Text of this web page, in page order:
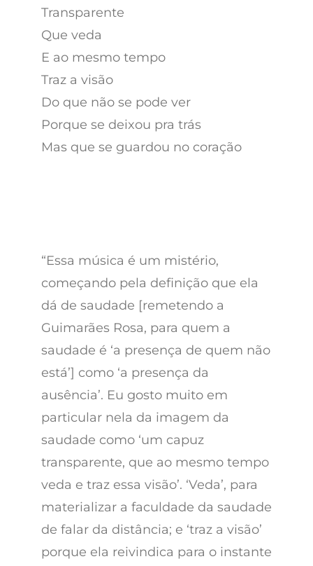
Transparente
Que veda
E ao mesmo tempo
Traz a visão
Do que não se pode ver
Porque se deixou pra trás
Mas que se guardou no coração
“Essa música é um mistério,
começando pela definição que ela
dá de saudade [remetendo a
Guimarães Rosa, para quem a
saudade é ‘a presença de quem não
está’] como ‘a presença da
ausência’. Eu gosto muito em
particular nela da imagem da
saudade como ‘um capuz
transparente, que ao mesmo tempo
veda e traz essa visão’. ‘Veda’, para
materializar a faculdade da saudade
de falar da distância; e ‘traz a visão’
porque ela reivindica para o instante